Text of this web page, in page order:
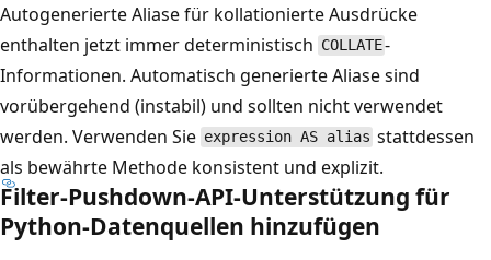
Autogenerierte Aliase für kollationierte Ausdrücke
enthalten jetzt immer deterministisch COLLATE-
Informationen. Automatisch generierte Aliase sind
vorübergehend (instabil) und sollten nicht verwendet
werden. Verwenden Sie expression AS alias stattdessen
als bewährte Methode konsistent und explizit.
Filter-Pushdown-API-Unterstützung für
Python-Datenquellen hinzufügen